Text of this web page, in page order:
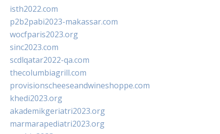
isth2022.com
p2b2pabi2023-makassar.com
wocfparis2023.org
sinc2023.com
scdlqatar2022-qa.com
thecolumbiagrill.com
provisionscheeseandwineshoppe.com
khedi2023.org
akademikgeriatri2023.org
marmarapediatri2023.org